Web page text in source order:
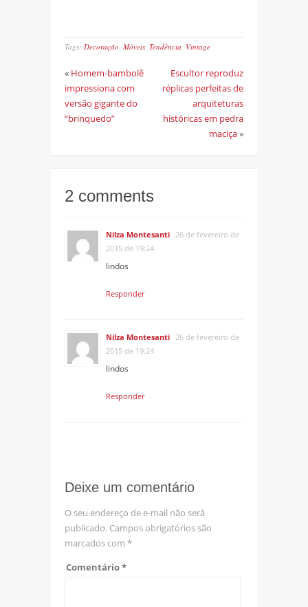
Tags: Decoração, Móveis, Tendência, Vintage
« Homem-bambolê
impressiona com
versão gigante do
“brinquedo”
Escultor reproduz
réplicas perfeitas de
arquiteturas
históricas em pedra
maciça»
2 comments
Nilza Montesanti 26 de fevereiro de
2015 de 19:24
lindos
Responder
Nilza Montesanti 26 de fevereiro de
2015 de 19:24
lindos
Responder
Deixe um comentário
O seu endereço de e-mail não será
publicado. Campos obrigatórios são
marcados com *
Comentário*